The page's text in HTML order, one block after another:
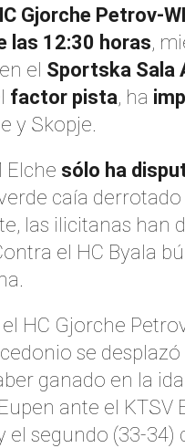
Gjorche Petrov-
las 12:30 horas,
en el Sportska Sala
factor pista, ha
y Skopje.
Elche sólo ha
caía
las ilicitanas han
el HC Byala
HC Gjorche
se desplazó
ganado en la
ante el KTSV
el segundo (33-